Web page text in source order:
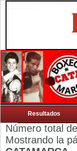
Resultados
Número total
Mostrando la